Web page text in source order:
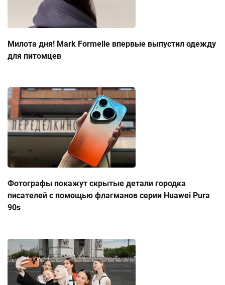
Милота дня! Mark Formelle впервые выпустил одежду
для питомцев
Фотографы покажут скрытые детали городка
писателей с помощью флагманов серии Huawei Pura
90s